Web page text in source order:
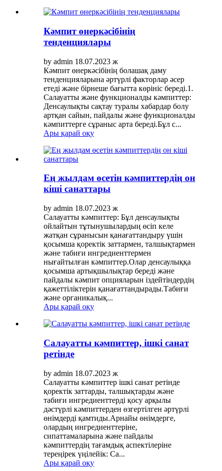
Кәмпит өнеркәсібінің
тенденциялары
by admin 18.07.2023 ж
Кәмпит өнеркәсібінің болашақ даму
тенденцияларына әртүрлі факторлар әсер
етеді және бірнеше бағытта көрініс береді.1.
Салауатты және функционалды кәмпиттер:
Денсаулықты сақтау туралы хабардар болу
артқан сайын, пайдалы және функционалды
кәмпиттерге сұраныс арта береді.Бұл с...
Ары қарай оқу
Ең жылдам өсетін кәмпиттердің он
кіші санаттары
by admin 18.07.2023 ж
Салауатты кәмпиттер: Бұл денсаулықты
ойлайтын тұтынушылардың өсіп келе
жатқан сұранысын қанағаттандыру үшін
қосымша қоректік заттармен, талшықтармен
және табиғи ингредиенттермен
нығайтылған кәмпиттер.Олар денсаулыққа
қосымша артықшылықтар береді және
пайдалы кәмпит опцияларын іздейтіндердің
қажеттіліктерін қанағаттандырады.Табиғи
және органикалық...
Ары қарай оқу
Салауатты кәмпиттер, ішкі санат
ретінде
by admin 18.07.2023 ж
Салауатты кәмпиттер ішкі санат ретінде
қоректік заттарды, талшықтарды және
табиғи ингредиенттерді қосу арқылы
дәстүрлі кәмпиттерден өзгертілген әртүрлі
өнімдерді қамтиды.Арнайы өнімдерге,
олардың ингредиенттеріне,
сипаттамаларына және пайдалы
кәмпиттердің тағамдық аспектілеріне
тереңірек үңілейік: Ca...
Ары қарай оқу